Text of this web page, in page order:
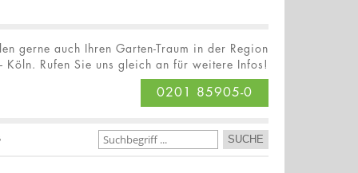
gerne auch Ihren Garten-Traum in der Region
Köln. Rufen Sie uns gleich an für weitere Infos!
0201 85905-0